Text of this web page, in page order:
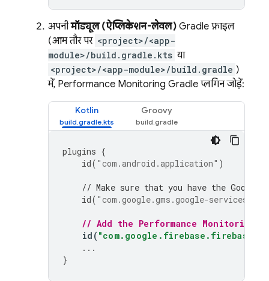
अपनीमॉड्यूल (ऐप्लिकेशन-लेवल)Gradle फ़ाइल
(आम तौर पर <project>/<app-
module>/build.gradle.kts या
<project>/<app-module>/build.gradle )
में, Performance Monitoring Gradle प्लगिन जोड़ें:
Kotlin Groovy
plugins {
id( "com.android.application" )
// Make sure that you have the Google
id( "com.google.gms.google-services"
// Add the Performance Monitoring
id ( "com.google.firebase.firebase-
...
}